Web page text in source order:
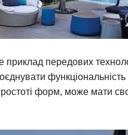
передових
форм, може мати